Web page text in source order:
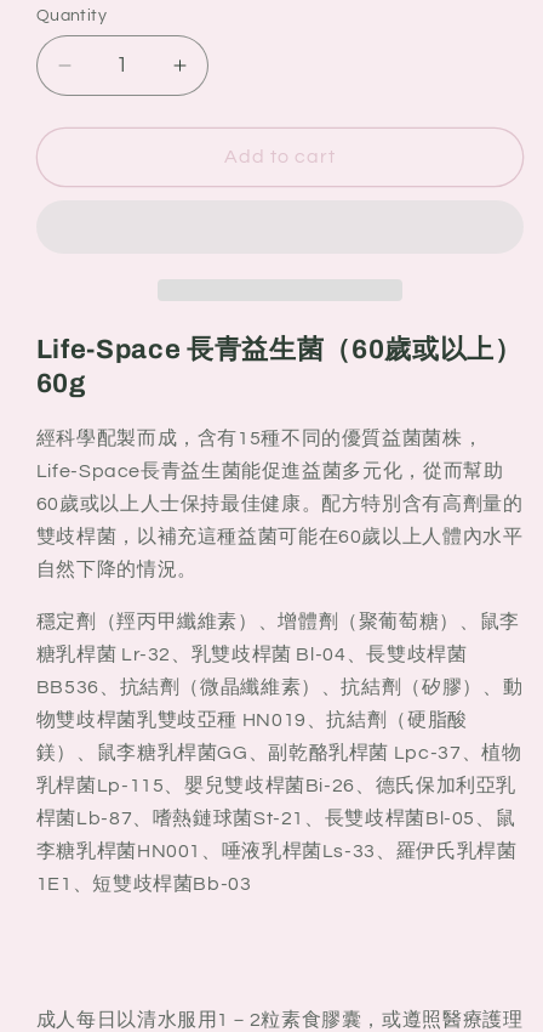
Quantity
Quantity
Decrease
quantity
for
洲
益
生
菌
（60
歲
或
以
上）
Increase
quantity
for
洲
長
青
益
生
（60
歲
或
以
Add to cart
Life-Space長青益生菌（60歲或以上）
60g
經科學配製而成，含有15種不同的優質益菌菌株，
Life-Space長青益生菌能促進益菌多元化，從而幫助
60歲或以上人士保持最佳健康。配方特別含有高劑量的
雙歧桿菌，以補充這種益菌可能在60歲以上人體內水平
自然下降的情況。
穩定劑（羥丙甲纖維素）、增體劑（聚葡萄糖）、鼠李
糖乳桿菌 Lr-32、乳雙歧桿菌 Bl-04、長雙歧桿菌
BB536、抗結劑（微晶纖維素）、抗結劑（矽膠）、動
物雙歧桿菌乳雙歧亞種 HN019、抗結劑（硬脂酸
鎂）、鼠李糖乳桿菌GG、副乾酪乳桿菌 Lpc-37、植物
乳桿菌Lp-115、嬰兒雙歧桿菌Bi-26、德氏保加利亞乳
桿菌Lb-87、嗜熱鏈球菌St-21、長雙歧桿菌Bl-05、鼠
李糖乳桿菌HN001、唾液乳桿菌Ls-33、羅伊氏乳桿菌
1E1、短雙歧桿菌Bb-03
成人每日以清水服用1－2粒素食膠囊，或遵照醫療護理